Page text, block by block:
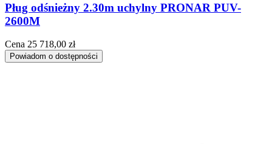
Pług odśnieżny 2.30m uchylny PRONAR PUV-
2600M
Cena 25 718,00 zł
Powiadom o dostępności